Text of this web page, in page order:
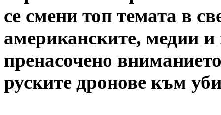
се смени топ темата в
американските, медии
пренасочено
руските дронове към